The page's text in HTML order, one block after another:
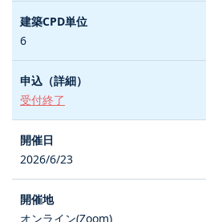
6
受付終了
2026/6/23
オンライン(Zoom)